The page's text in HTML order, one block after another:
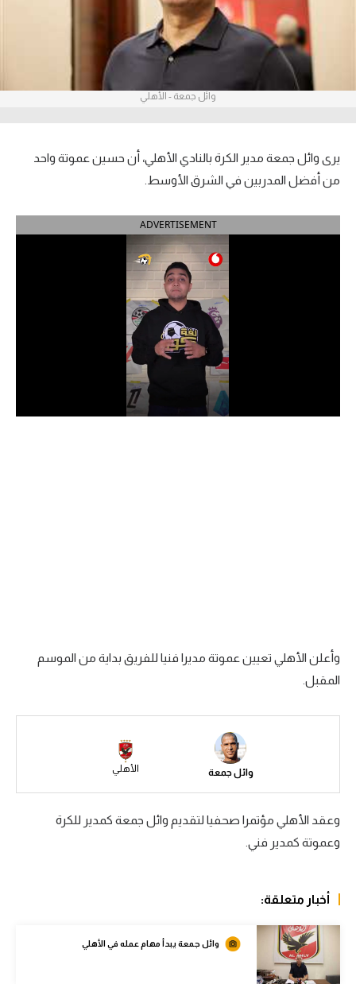
بطولات
أمريكا 2026
الدوري المصري
الدوري الإسباني
الدوري السعودي للمحترفين
دوري أبطال إفريقيا
سعودي في الجول
الدوري الإنجليزي
رياضات أخرى
أمم إفريقيا
كرة يد
كرة طائرة
وائل جمعة - الأهلي
يرى وائل جمعة مدير الكرة بالنادي الأهلي، أن حسين عموتة واحد
من أفضل المدربين في الشرق الأوسط.
ADVERTISEMENT
وأعلن الأهلي تعيين عموتة مديرا فنيا للفريق بداية من الموسم
المقبل.
وائل جمعة الأهلي
وعقد الأهلي مؤتمرا صحفيا لتقديم وائل جمعة كمدير للكرة
وعموتة كمدير فني.
أخبار متعلقة:
وائل جمعة يبدأ مهام عمله في الأهلي